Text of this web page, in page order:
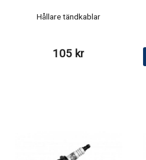
Hållare tändkablar
105 kr